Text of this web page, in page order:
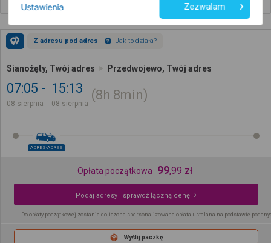
Z adresu pod adres Jak to działa?
Sianożęty, Twój adres Przedwojewo, Twój adres
07:05
08 sierpnia
15:13
08 sierpnia
8h 8min
ADRES-ADRES
Opłata początkowa 99,99 zł
Podaj adresy i sprawdź łączną cenę
Do opłaty początkowej zostanie doliczona spersonalizowana opłata ustalana na podstawie
Wyślij paczkę
Ustawienia Zezwalam